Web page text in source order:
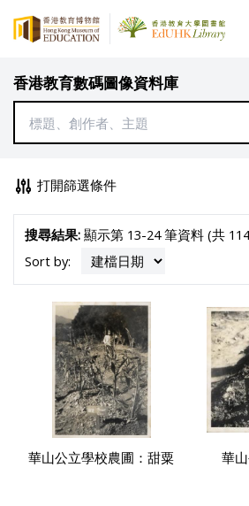
香港教育數碼圖像資料庫
打開篩選條件
搜尋結果:顯示第 13-24 筆資料 (共
Sort by:
華山公立學校農圃：甜粟 華